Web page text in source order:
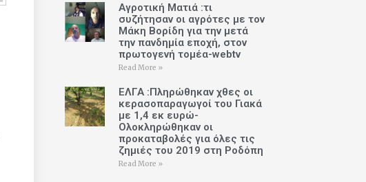
Αγροτική Ματιά :τι
συζήτησαν οι αγρότες με τον
Μάκη Βορίδη για την μετά
την πανδημία εποχή, στον
πρωτογενή τομέα-webtv
Read More »
ΕΛΓΑ :Πληρώθηκαν χθες οι
κερασοπαραγωγοί του Γιακά
με 1,4 εκ ευρώ-
Ολοκληρώθηκαν οι
προκαταβολές για όλες τις
ζημιές του 2019 στη Ροδόπη
Read More »